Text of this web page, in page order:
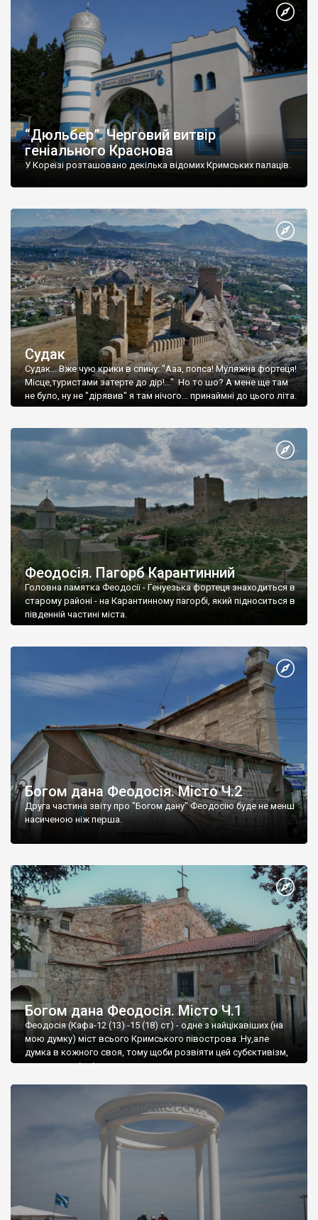
“Дюльбер”. Черговий витвір
геніального Краснова
У Кореїзі розташовано декілька відомих Кримських палаців.
Судак
Судак... Вже чую крики в спину: "Ааа, попса! Муляжна фортеця!
Місце,туристами затерте до дір!..." Но то шо? А мене ще там
не було, ну не "дірявив" я там нічого... принаймні до цього літа.
Феодосія. Пагорб Карантинний
Головна памятка Феодосії - Генуезька фортеця знаходиться в
старому районі - на Карантинному пагорбі, який підноситься в
південній частині міста.
Богом дана Феодосія. Місто Ч.2
Друга частина звіту про "Богом дану" Феодосію буде не менш
насиченою ніж перша.
Богом дана Феодосія. Місто Ч.1
Феодосія (Кафа-12 (13) -15 (18) ст) - одне з найцікавіших (на
мою думку) міст всього Кримського півострова .Ну,але
думка в кожного своя, тому щоби розвіяти цей субєктивізм,
запрошую відвідати це